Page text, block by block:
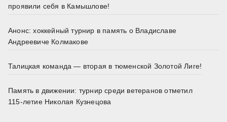
проявили себя в Камышлове!
Анонс: хоккейный турнир в память о Владиславе
Андреевиче Колмакове
Талицкая команда — вторая в тюменской Золотой Лиге!
Память в движении: турнир среди ветеранов отметил
115‑летие Николая Кузнецова